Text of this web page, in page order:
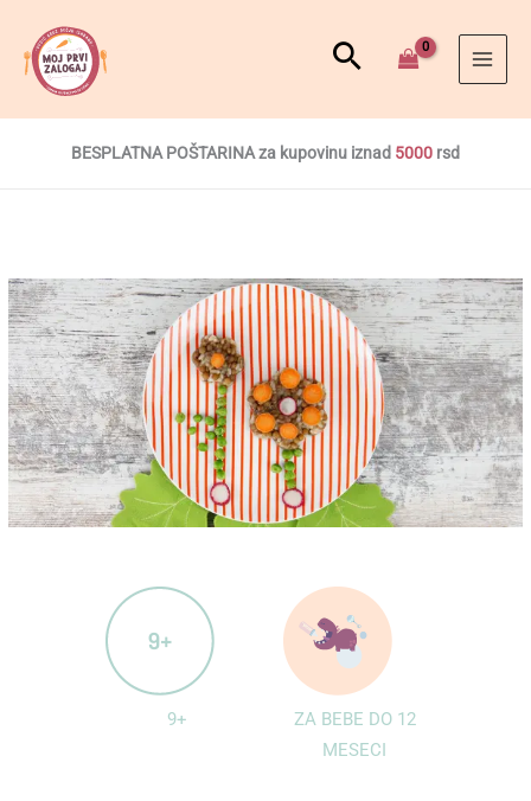
BESPLATNA POŠTARINA za kupovinu iznad 5000 rsd
9+
ZA BEBE DO 12
MESECI